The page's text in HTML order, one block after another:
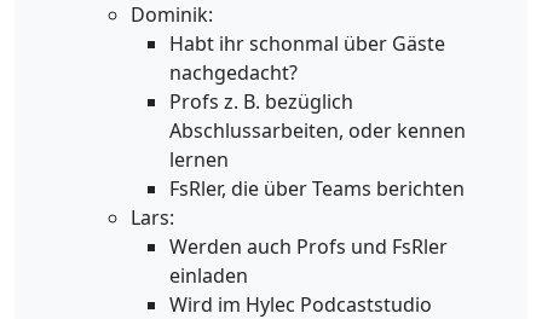
Dominik:
Habt ihr schonmal über Gäste
nachgedacht?
Profs z. B. bezüglich
Abschlussarbeiten, oder kennen
lernen
FsRler, die über Teams berichten
Lars:
Werden auch Profs und FsRler
einladen
Wird im Hylec Podcaststudio